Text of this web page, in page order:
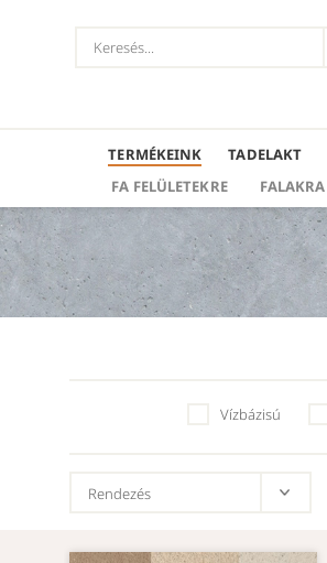
TERMÉKEINK TADELAKT
FA FELÜLETEKRE
FALAKRA
Vízbázisú